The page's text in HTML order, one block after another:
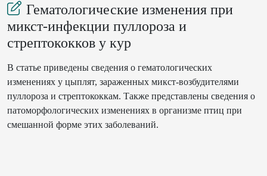
Гематологические изменения при
микст-инфекции пуллороза и
стрептококков у кур
В статье приведены сведения о гематологических
изменениях у цыплят, зараженных микст-возбудителями
пуллороза и стрептококкам. Также представлены сведения о
патоморфологических изменениях в организме птиц при
смешанной форме этих заболеваний.